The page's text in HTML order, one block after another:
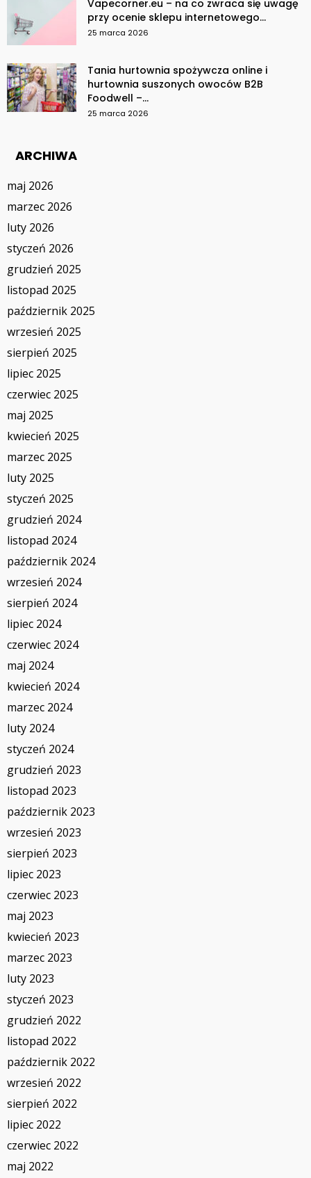
Vapecorner.eu – na co zwraca się uwagę
przy ocenie sklepu internetowego...
25 marca 2026
Tania hurtownia spożywcza online i
hurtownia suszonych owoców B2B
Foodwell –...
25 marca 2026
ARCHIWA
maj 2026
marzec 2026
luty 2026
styczeń 2026
grudzień 2025
listopad 2025
październik 2025
wrzesień 2025
sierpień 2025
lipiec 2025
czerwiec 2025
maj 2025
kwiecień 2025
marzec 2025
luty 2025
styczeń 2025
grudzień 2024
listopad 2024
październik 2024
wrzesień 2024
sierpień 2024
lipiec 2024
czerwiec 2024
maj 2024
kwiecień 2024
marzec 2024
luty 2024
styczeń 2024
grudzień 2023
listopad 2023
październik 2023
wrzesień 2023
sierpień 2023
lipiec 2023
czerwiec 2023
maj 2023
kwiecień 2023
marzec 2023
luty 2023
styczeń 2023
grudzień 2022
listopad 2022
październik 2022
wrzesień 2022
sierpień 2022
lipiec 2022
czerwiec 2022
maj 2022